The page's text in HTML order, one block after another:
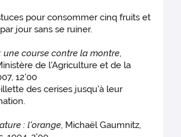
pour consommer cinq fruits et
jour sans se ruiner.
une course contre la montre,
de l'Agriculture et de la
12'00
des cerises jusqu'à leur
: l'orange, Michaël Gaumnitz,